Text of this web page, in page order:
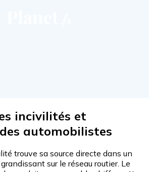
incivilités et
automobilistes
trouve sa source directe dans un
sur le réseau routier. Le